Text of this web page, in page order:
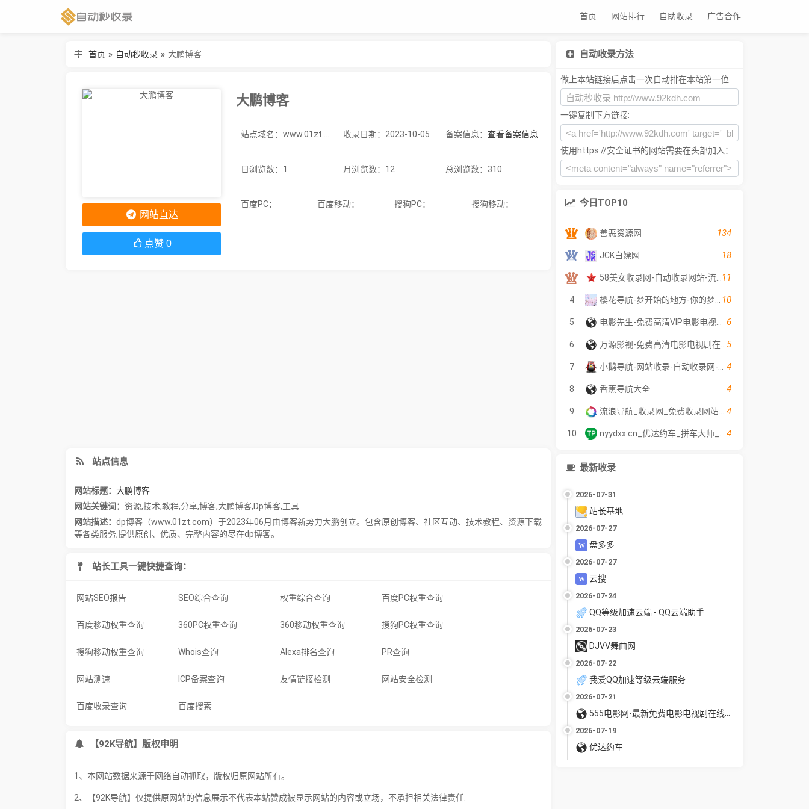
首页 网站排行 自助收录 广告合作
首页 » 自动秒收录 » 大鹏博客
大鹏博客
站点域名：www.01zt.com 收录日期：2023-10-05 备案信息：查看备案信息
日浏览数：1 月浏览数：12 总浏览数：310
百度PC： 百度移动： 搜狗PC： 搜狗移动：
网站直达
点赞 0
站点信息
网站标题： 大鹏博客
网站关键词： 资源,技术,教程,分享,博客,大鹏博客,Dp博客,工具
网站描述： dp博客（www.01zt.com）于2023年06月由博客新势力大鹏创立。包含原创博客、社区互动、技术教程、资源下载
等各类服务,提供原创、优质、完整内容的尽在dp博客。
站长工具一键快捷查询：
网站SEO报告 SEO综合查询 权重综合查询 百度PC权重查询
百度移动权重查询 360PC权重查询 360移动权重查询 搜狗PC权重查询
搜狗移动权重查询 Whois查询 Alexa排名查询 PR查询
网站测速 ICP备案查询 友情链接检测 网站安全检测
百度收录查询 百度搜索
【92K导航】版权申明
1、本网站数据来源于网络自动抓取，版权归原网站所有。
2、【92K导航】仅提供原网站的信息展示不代表本站赞成被显示网站的内容或立场，不承担相关法律责任.
自动收录方法
做上本站链接后点击一次自动排在本站第一位
一键复制下方链接:
使用https://安全证书的网站需要在头部加入：
今日TOP10
善恶资源网 134
JCK白嫖网 18
11
4 10
5 6
6 5
7 4
8 香蕉导航大全 4
9 4
10 4
最新收录
2026-07-31
站长基地
2026-07-27
盘多多
2026-07-27
云搜
2026-07-24
QQ等级加速云端 - QQ云端助手
2026-07-23
DJVV舞曲网
2026-07-22
我爱QQ加速等级云端服务
2026-07-21
555电影网-最新免费电影电视剧在线观看
2026-07-19
优达约车